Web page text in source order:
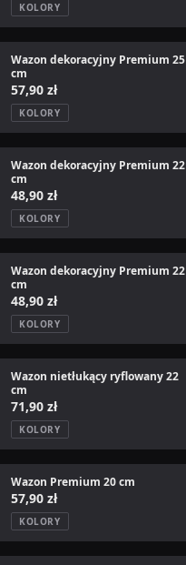
KOLORY
Wazon dekoracyjny Premium 25
cm
57,90 zł
KOLORY
Wazon dekoracyjny Premium 22
cm
48,90 zł
KOLORY
Wazon dekoracyjny Premium 22
cm
48,90 zł
KOLORY
Wazon nietłukący ryflowany 22
cm
71,90 zł
KOLORY
Wazon Premium 20 cm
57,90 zł
KOLORY